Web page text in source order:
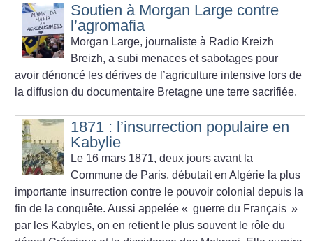
Soutien à Morgan Large contre
l’agromafia
Morgan Large, journaliste à Radio Kreizh
Breizh, a subi menaces et sabotages pour
avoir dénoncé les dérives de l’agriculture intensive lors de
la diffusion du documentaire Bretagne une terre sacrifiée.
1871 : l’insurrection populaire en
Kabylie
Le 16 mars 1871, deux jours avant la
Commune de Paris, débutait en Algérie la plus
importante insurrection contre le pouvoir colonial depuis la
fin de la conquête. Aussi appelée « guerre du Français »
par les Kabyles, on en retient le plus souvent le rôle du